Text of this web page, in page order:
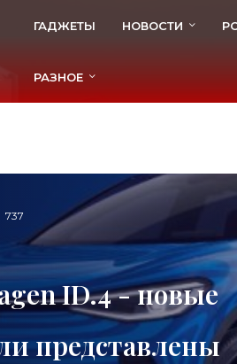
ГАДЖЕТЫ НОВОСТИ
РАЗНОЕ
737
ID.4 - новые
представлены